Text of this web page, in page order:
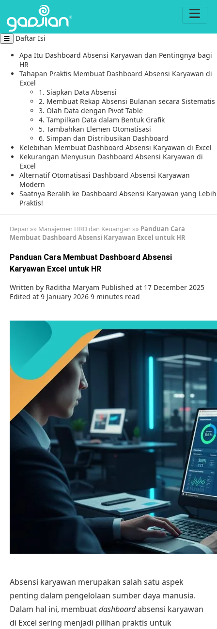
Daftar Isi
Apa Itu Dashboard Absensi Karyawan dan Pentingnya bagi
HR
Tahapan Praktis Membuat Dashboard Absensi Karyawan di
Excel
1. Siapkan Data Absensi
2. Membuat Rekap Absensi Bulanan secara Sistematis
3. Olah Data dengan Pivot Table
4. Tampilkan Data dalam Bentuk Grafik
5. Tambahkan Elemen Otomatisasi
6. Simpan dan Distribusikan Dashboard
Kelebihan Membuat Dashboard Absensi Karyawan di Excel
Kekurangan Menyusun Dashboard Absensi Karyawan di
Excel
Alternatif Otomatisasi Dashboard Absensi Karyawan
Modern
Saatnya Beralih ke Dashboard Absensi Karyawan yang Lebih
Praktis!
Depan »» Manajemen HRD dan Keuangan »» Panduan Cara
Membuat Dashboard Absensi Karyawan Excel untuk HR
Panduan Cara Membuat Dashboard Absensi
Karyawan Excel untuk HR
Written by Raditha Maryam Published at 17 December 2025
Edited at 9 January 2026 9 minutes read
Absensi karyawan merupakan salah satu aspek
penting dalam pengelolaan sumber daya manusia.
Dalam hal ini, membuatdashboardabsensi karyawan
di Excel sering menjadi pilihan praktis untuk